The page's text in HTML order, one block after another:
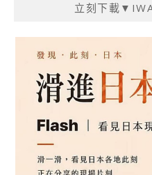
立刻下載